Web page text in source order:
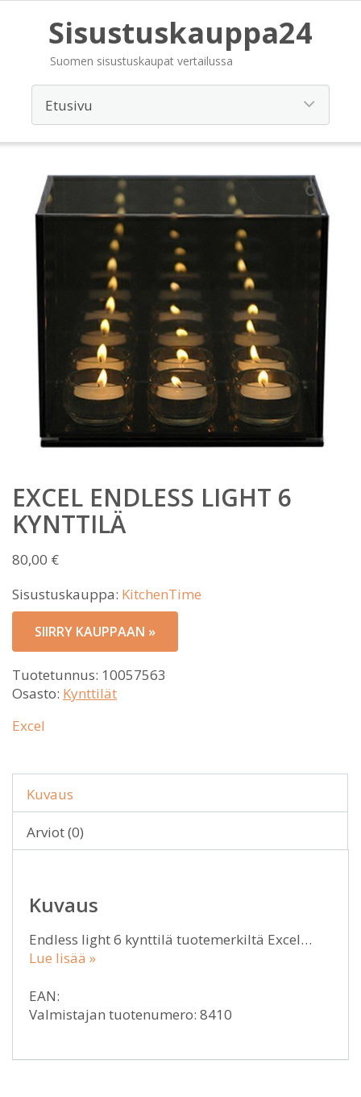
Sisustuskauppa24
Suomen sisustuskaupat vertailussa
EXCEL ENDLESS LIGHT 6
KYNTTILÄ
80,00 €
Sisustuskauppa: KitchenTime
SIIRRY KAUPPAAN »
Tuotetunnus: 10057563
Osasto: Kynttilät
Excel
Kuvaus
Arviot (0)
Kuvaus
Endless light 6 kynttilä tuotemerkiltä Excel…
Lue lisää »
EAN:
Valmistajan tuotenumero: 8410